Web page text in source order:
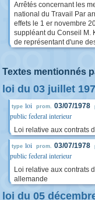
Arrêtés concernant les
national du Travail Par
effets le 1 er novembre
suppléant du Conseil M.
de représentant d'une
Textes mentionnés
loi du 03 juillet
type loi prom. 03/07/1978
public federal interieur
Loi relative aux contrats
type loi prom. 03/07/1978
public federal interieur
Loi relative aux contrats
allemande
loi du 05